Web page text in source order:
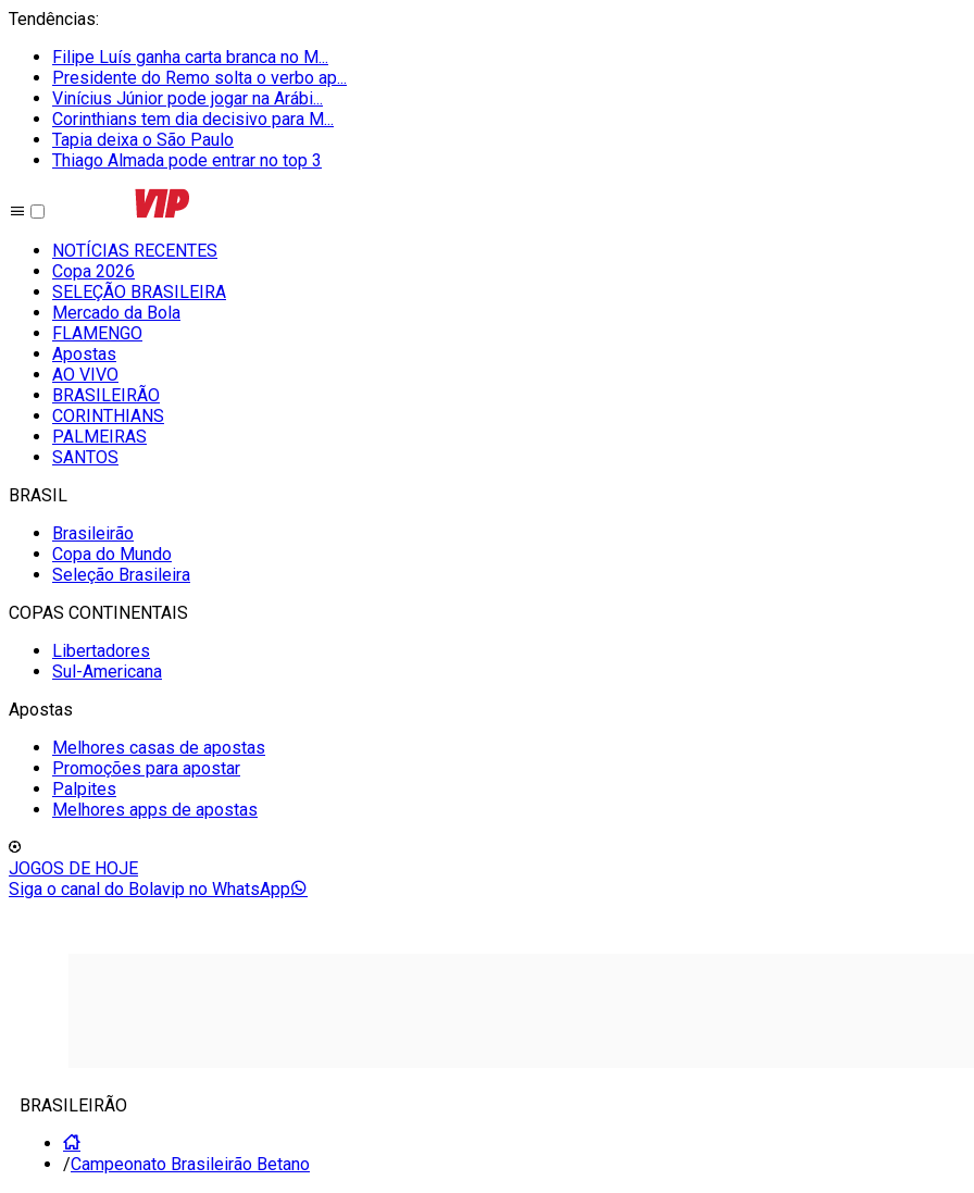
Tendências:
Filipe Luís ganha carta branca no M...
Presidente do Remo solta o verbo ap...
Vinícius Júnior pode jogar na Arábi...
Corinthians tem dia decisivo para M...
Tapia deixa o São Paulo
Thiago Almada pode entrar no top 3
NOTÍCIAS RECENTES
Copa 2026
SELEÇÃO BRASILEIRA
Mercado da Bola
FLAMENGO
Apostas
AO VIVO
BRASILEIRÃO
CORINTHIANS
PALMEIRAS
SANTOS
BRASIL
Brasileirão
Copa do Mundo
Seleção Brasileira
COPAS CONTINENTAIS
Libertadores
Sul-Americana
Apostas
Melhores casas de apostas
Promoções para apostar
Palpites
Melhores apps de apostas
JOGOS DE HOJE
Siga o canal do Bolavip no WhatsApp
BRASILEIRÃO
/Campeonato Brasileirão Betano